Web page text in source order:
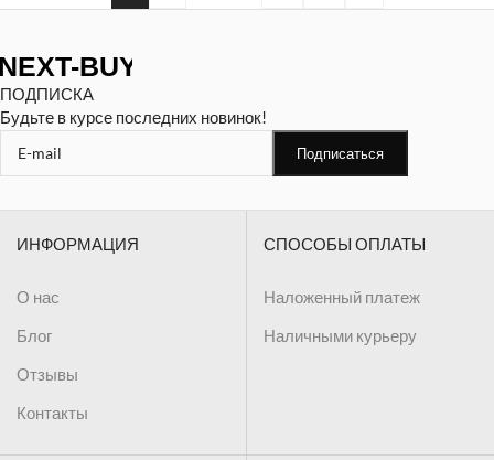
ПОДПИСКА
Будьте в курсе последних новинок!
ИНФОРМАЦИЯ
О нас
Блог
Отзывы
Контакты
СПОСОБЫ ОПЛАТЫ
Наложенный платеж
Наличными курьеру